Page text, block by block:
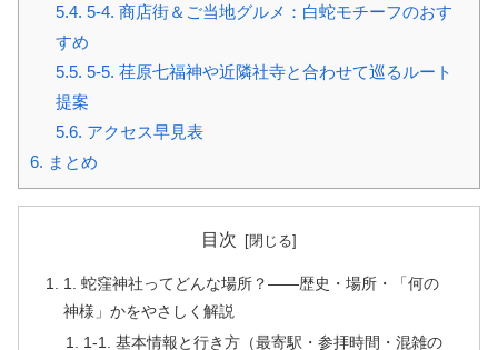
5.4. 5-4. 商店街＆ご当地グルメ：白蛇モチーフのおす
すめ
5.5. 5-5. 荏原七福神や近隣社寺と合わせて巡るルート
提案
5.6. アクセス早見表
6. まとめ
目次
1. 蛇窪神社ってどんな場所？――歴史・場所・「何の
神様」かをやさしく解説
1-1. 基本情報と行き方（最寄駅・参拝時間・混雑の